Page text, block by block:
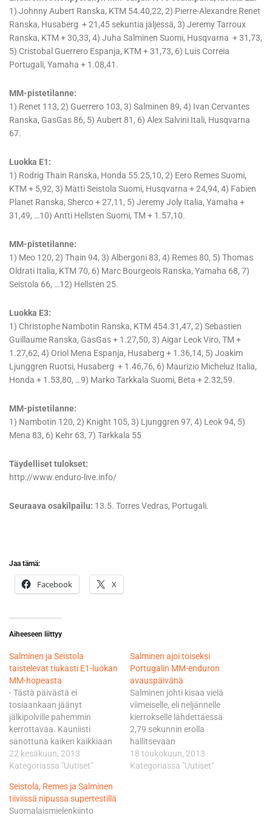
1) Johnny Aubert Ranska, KTM 54.40,22, 2) Pierre-Alexandre Renet
Ranska, Husaberg + 21,45 sekuntia jäljessä, 3) Jeremy Tarroux
Ranska, KTM + 30,33, 4) Juha Salminen Suomi, Husqvarna + 31,73,
5) Cristobal Guerrero Espanja, KTM + 31,73, 6) Luis Correia
Portugali, Yamaha + 1.08,41.
MM-pistetilanne:
1) Renet 113, 2) Guerrero 103, 3) Salminen 89, 4) Ivan Cervantes
Ranska, GasGas 86, 5) Aubert 81, 6) Alex Salvini Itali, Husqvarna
67.
Luokka E1:
1) Rodrig Thain Ranska, Honda 55.25,10, 2) Eero Remes Suomi,
KTM + 5,92, 3) Matti Seistola Suomi, Husqvarna + 24,94, 4) Fabien
Planet Ranska, Sherco + 27,11, 5) Jeremy Joly Italia, Yamaha +
31,49, …10) Antti Hellsten Suomi, TM + 1.57,10.
MM-pistetilanne:
1) Meo 120, 2) Thain 94, 3) Albergoni 83, 4) Remes 80, 5) Thomas
Oldrati Italia, KTM 70, 6) Marc Bourgeois Ranska, Yamaha 68, 7)
Seistola 66, …12) Hellsten 25.
Luokka E3:
1) Christophe Nambotin Ranska, KTM 454.31,47, 2) Sebastien
Guillaume Ranska, GasGas + 1.27,50, 3) Aigar Leok Viro, TM +
1.27,62, 4) Oriol Mena Espanja, Husaberg + 1.36,14, 5) Joakim
Ljunggren Ruotsi, Husaberg + 1.46,76, 6) Maurizio Micheluz Italia,
Honda + 1.53,80, …9) Marko Tarkkala Suomi, Beta + 2.32,59.
MM-pistetilanne:
1) Nambotin 120, 2) Knight 105, 3) Ljunggren 97, 4) Leok 94, 5)
Mena 83, 6) Kehr 63, 7) Tarkkala 55
Täydelliset tulokset:
http://www.enduro-live.info/
Seuraava osakilpailu: 13.5. Torres Vedras, Portugali.
Jaa tämä:
Facebook X
Aiheeseen liittyy
Salminen ja Seistola
taistelevat tiukasti E1-luokan
MM-hopeasta
- Tästä päivästä ei
tosiaankaan jäänyt
jälkipolville pahemmin
kerrottavaa. Kauniisti
sanottuna kaiken kaikkiaan
huono päivä, harmitteli
pisteissä toisena oleva
kilpaileva Salminen kohensi
kolmannella, eli viimeisellä
kierroksella vauhtiaan,
22 kesäkuun, 2013
Kategoriassa "Uutiset"
Salminen ajoi toiseksi
Portugalin MM-enduron
avauspäivänä
Salminen johti kisaa vielä
viimeiselle, eli neljännelle
kierrokselle lähdettäessä
2,79 sekunnin erolla
hallitsevaan
ranskalaismestariin, jolle
ykkössija oli jo kauden
18 toukokuun, 2013
Kategoriassa "Uutiset"
Seistola, Remes ja Salminen
tiiviissä nipussa supertestillä
Suomalaismielenkiinto